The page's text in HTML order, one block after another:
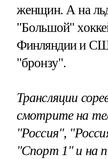
женщин. А на
"Большой"
Финляндии и
"бронзу".
Трансляции
смотрите на
"Россия",
"Спорт 1" и на